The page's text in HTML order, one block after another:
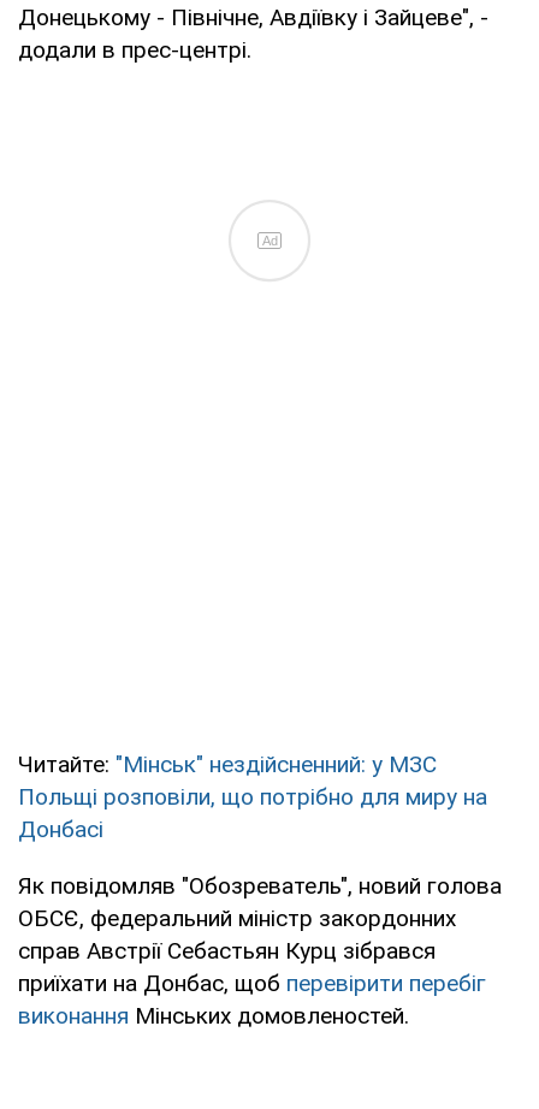
Донецькому - Північне, Авдіївку і Зайцеве", -
додали в прес-центрі.
Ad
Читайте: "Мінськ" нездійсненний: у МЗС
Польщі розповіли, що потрібно для миру на
Донбасі
Як повідомляв "Обозреватель", новий голова
ОБСЄ, федеральний міністр закордонних
справ Австрії Себастьян Курц зібрався
приїхати на Донбас, щоб перевірити перебіг
виконання Мінських домовленостей.